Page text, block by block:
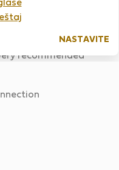
NASTAVITE
Duplex
recommended